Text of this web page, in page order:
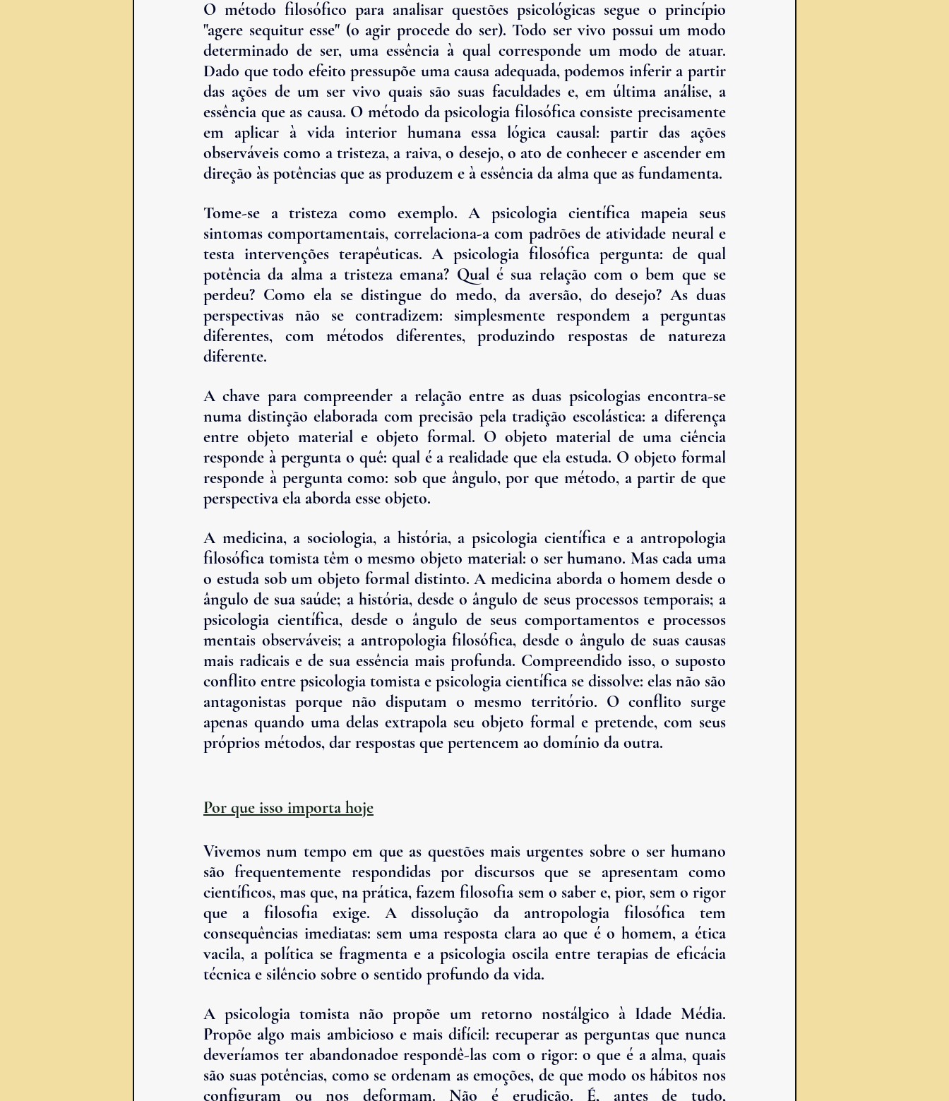
O método filosófico para analisar questões psicológicas segue o princípio
"agere sequitur esse" (o agir procede do ser). Todo ser vivo possui um modo
determinado de ser, uma essência à qual corresponde um modo de atuar.
Dado que todo efeito pressupõe uma causa adequada, podemos inferir a partir
das ações de um ser vivo quais são suas faculdades e, em última análise, a
essência que as causa. O método da psicologia filosófica consiste precisamente
em aplicar à vida interior humana essa lógica causal: partir das ações
observáveis como a tristeza, a raiva, o desejo, o ato de conhecer e ascender em
direção às potências que as produzem e à essência da alma que as fundamenta.
Tome-se a tristeza como exemplo. A psicologia científica mapeia seus
sintomas comportamentais, correlaciona-a com padrões de atividade neural e
testa intervenções terapêuticas. A psicologia filosófica pergunta: de qual
potência da alma a tristeza emana? Qual é sua relação com o bem que se
perdeu? Como ela se distingue do medo, da aversão, do desejo? As duas
perspectivas não se contradizem: simplesmente respondem a perguntas
diferentes, com métodos diferentes, produzindo respostas de natureza
diferente.
A chave para compreender a relação entre as duas psicologias encontra-se
numa distinção elaborada com precisão pela tradição escolástica: a diferença
entre objeto material e objeto formal. O objeto material de uma ciência
responde à pergunta o quê: qual é a realidade que ela estuda. O objeto formal
responde à pergunta como: sob que ângulo, por que método, a partir de que
perspectiva ela aborda esse objeto.
A medicina, a sociologia, a história, a psicologia científica e a antropologia
filosófica tomista têm o mesmo objeto material: o ser humano. Mas cada uma
o estuda sob um objeto formal distinto. A medicina aborda o homem desde o
ângulo de sua saúde; a história, desde o ângulo de seus processos temporais; a
psicologia científica, desde o ângulo de seus comportamentos e processos
mentais observáveis; a antropologia filosófica, desde o ângulo de suas causas
mais radicais e de sua essência mais profunda. Compreendido isso, o suposto
conflito entre psicologia tomista e psicologia científica se dissolve: elas não são
antagonistas porque não disputam o mesmo território. O conflito surge
apenas quando uma delas extrapola seu objeto formal e pretende, com seus
próprios métodos, dar respostas que pertencem ao domínio da outra.
Por que isso importa hoje
Vivemos num tempo em que as questões mais urgentes sobre o ser humano
são frequentemente respondidas por discursos que se apresentam como
científicos, mas que, na prática, fazem filosofia sem o saber e, pior, sem o rigor
que a filosofia exige. A dissolução da antropologia filosófica tem
consequências imediatas: sem uma resposta clara ao que é o homem, a ética
vacila, a política se fragmenta e a psicologia oscila entre terapias de eficácia
técnica e silêncio sobre o sentido profundo da vida.
A psicologia tomista não propõe um retorno nostálgico à Idade Média.
Propõe algo mais ambicioso e mais difícil: recuperar as perguntas que nunca
deveríamos ter abandonadoe respondê-las com o rigor: o que é a alma, quais
são suas potências, como se ordenam as emoções, de que modo os hábitos nos
configuram ou nos deformam. Não é erudição. É, antes de tudo,